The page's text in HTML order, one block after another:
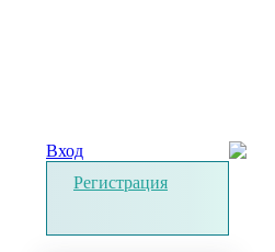
Вход
Регистрация